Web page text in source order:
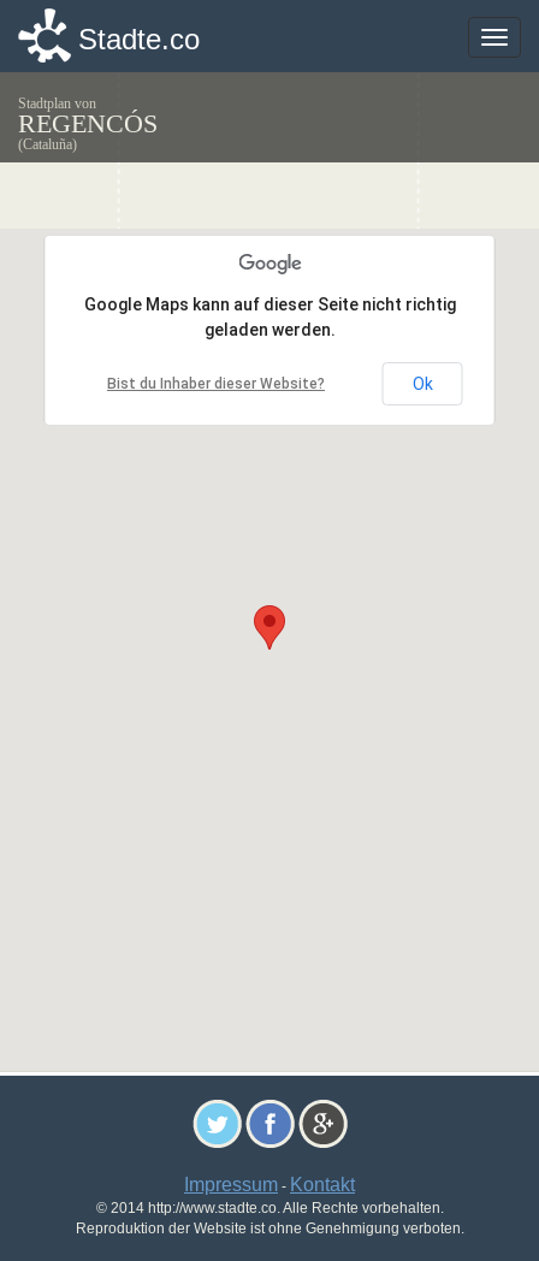
Toggle
Stadte.co
Stadtplan von
REGENCÓS
(Cataluña)
Google Maps kann auf dieser Seite nicht richtig
geladen werden.
Bist du Inhaber dieser Website? Ok
Google Maps kann auf dieser Seite nicht richtig
geladen werden.
Bist du Inhaber dieser Website? Ok
Impressum - Kontakt
© 2014 http://www.stadte.co. Alle Rechte vorbehalten.
Reproduktion der Website ist ohne Genehmigung verboten.
Toggle
Stadte.co